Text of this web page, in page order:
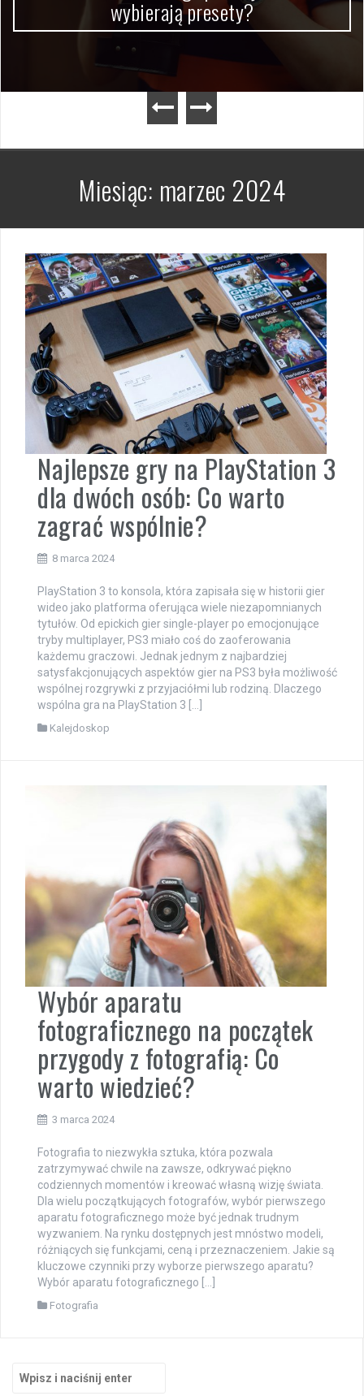
wybierają presety?
Miesiąc: marzec 2024
Najlepsze gry na PlayStation 3
dla dwóch osób: Co warto
zagrać wspólnie?
8 marca 2024
PlayStation 3 to konsola, która zapisała się w historii gier
wideo jako platforma oferująca wiele niezapomnianych
tytułów. Od epickich gier single-player po emocjonujące
tryby multiplayer, PS3 miało coś do zaoferowania
każdemu graczowi. Jednak jednym z najbardziej
satysfakcjonujących aspektów gier na PS3 była możliwość
wspólnej rozgrywki z przyjaciółmi lub rodziną. Dlaczego
wspólna gra na PlayStation 3 […]
Kalejdoskop
Wybór aparatu
fotograficznego na początek
przygody z fotografią: Co
warto wiedzieć?
3 marca 2024
Fotografia to niezwykła sztuka, która pozwala
zatrzymywać chwile na zawsze, odkrywać piękno
codziennych momentów i kreować własną wizję świata.
Dla wielu początkujących fotografów, wybór pierwszego
aparatu fotograficznego może być jednak trudnym
wyzwaniem. Na rynku dostępnych jest mnóstwo modeli,
różniących się funkcjami, ceną i przeznaczeniem. Jakie są
kluczowe czynniki przy wyborze pierwszego aparatu?
Wybór aparatu fotograficznego […]
Fotografia